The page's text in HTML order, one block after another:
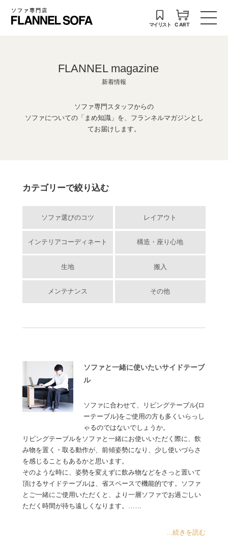
ソファ専門店
マイリスト CART
FLANNEL magazine
新着情報
ソファ専門スタッフからの
ソファについての「まめ知識」を、フランネルマガジンとし
てお届けします。
カテゴリーで絞り込む
ソファ選びのコツ レイアウト
インテリアコーディネート 構造・座り心地
生地 搬入
メンテナンス その他
ソファと一緒に使いたいサイドテーブ
ル
ソファに合わせて、リビングテーブル(ロ
ーテーブル)をご使用の方も多くいらっし
ゃるのではないでしょうか。
リビングテーブルをソファと一緒にお使いいただく際に、飲
み物を置く・取る動作が、前傾姿勢になり、少し使いづらさ
を感じることもあるかと思います。
そのような時に、姿勢を変えずに飲み物などをさっと置いて
頂けるサイドテーブルは、省スペースで機能的です。ソファ
とご一緒にご使用いただくと、より一層ソファでお過ごしい
ただく時間が待ち遠しくなります。……
...続きを読む